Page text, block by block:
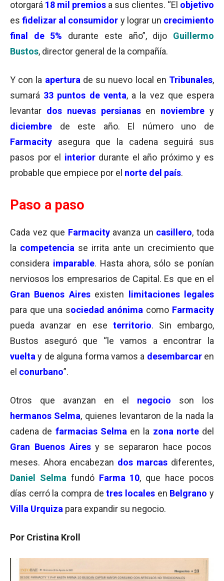
otorgará 18 mil premios a sus clientes. “El objetivo
esfidelizar al consumidor y lograr un crecimiento
final de 5% durante este año”, dijo Guillermo
Bustos, director general de la compañía.
Y con la apertura de su nuevo local en Tribunales,
sumará 33 puntos de venta, a la vez que espera
levantar dos nuevas persianas en noviembre y
diciembre de este año. El número uno de
Farmacity asegura que la cadena seguirá sus
pasos por el interior durante el año próximo y es
probable que empiece por el norte del país.
Paso a paso
Cada vez que Farmacityavanza un casillero, toda
la competencia se irrita ante un crecimiento que
considera imparable. Hasta ahora, sólo se ponían
nerviosos los empresarios de Capital. Es que en el
Gran Buenos Airesexisten
limitaciones legales
para que una sociedad anónima como Farmacity
pueda avanzar en ese territorio. Sin embargo,
Bustos aseguró que “le vamos a encontrar la
vuelta y de alguna forma vamos a desembarcar en
el conurbano”.
Otros que avanzan en el negocio
son los
hermanos Selma, quienes levantaron de la nada la
cadena de farmacias Selma en la zona nortedel
Gran Buenos Aires y se separaron hace pocos
meses. Ahora encabezan dos marcas diferentes,
Daniel Selma fundó Farma 10, que hace pocos
días cerró la compra detres locales en Belgrano y
Villa Urquiza para expandir su negocio.
Por Cristina Kroll